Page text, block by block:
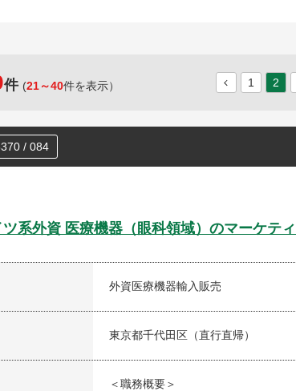
件 (21～40件を表示） 1 2
/ 084
ツ系外資 医療機器（眼科領域）のマーケテ
外資医療機器輸入販売
東京都千代田区（直行直帰）
＜職務概要＞